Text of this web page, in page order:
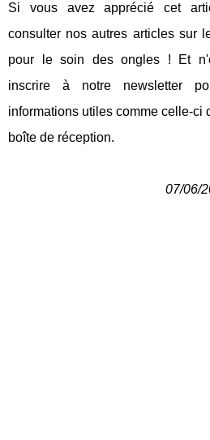
Si vous avez apprécié cet
consulter nos autres articles sur
pour le soin des ongles ! Et
inscrire à notre newsletter
informations utiles comme celle-ci
boîte de réception.
07/06/